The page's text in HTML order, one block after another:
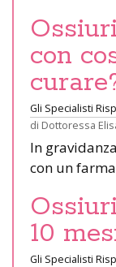
con
Gli Specialisti
di Dottoressa
In
con un
10
Gli Specialisti